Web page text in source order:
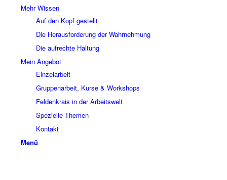
Mehr Wissen
Auf den Kopf gestellt
Die Herausforderung der Wahrnehmung
Die aufrechte Haltung
Mein Angebot
Einzelarbeit
Gruppenarbeit, Kurse & Workshops
Feldenkrais in der Arbeitswelt
Spezielle Themen
Kontakt
Menü